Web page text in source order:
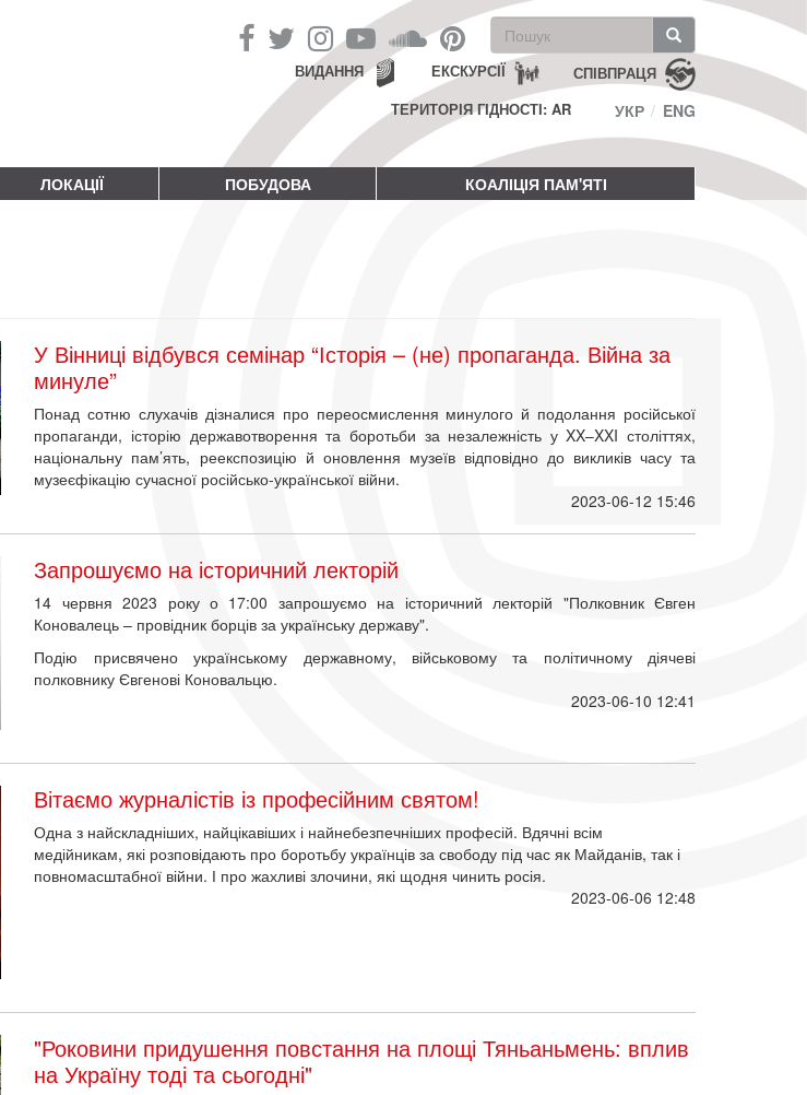
Пошукова
форма
Пошук СПІВПРАЦЯ
ЕКСКУРСІЇ
ВИДАННЯ
ТЕРИТОРІЯ ГІДНОСТІ: AR
УКР ENG
ЛОКАЦІЇ ПОБУДОВА КОАЛІЦІЯ ПАМ'ЯТІ
У Вінниці відбувся семінар “Історія – (не) пропаганда. Війна за
минуле”
Понад сотню слухачів дізналися про переосмислення минулого й подолання російської
пропаганди, історію державотворення та боротьби за незалежність у XX–XXI століттях,
національну пам’ять, реекспозицію й оновлення музеїв відповідно до викликів часу та
музеєфікацію сучасної російсько-української війни.
2023-06-12 15:46
Запрошуємо на історичний лекторій
14 червня 2023 року о 17:00 запрошуємо на історичний лекторій "Полковник Євген
Коновалець – провідник борців за українську державу".
Подію присвячено українському державному, військовому та політичному діячеві
полковнику Євгенові Коновальцю.
2023-06-10 12:41
Вітаємо журналістів із професійним святом!
Одна з найскладніших, найцікавіших і найнебезпечніших професій. Вдячні всім
медійникам, які розповідають про боротьбу українців за свободу під час як Майданів, так і
повномасштабної війни. І про жахливі злочини, які щодня чинить росія.
2023-06-06 12:48
"Роковини придушення повстання на площі Тяньаньмень: вплив
на Україну тоді та сьогодні"